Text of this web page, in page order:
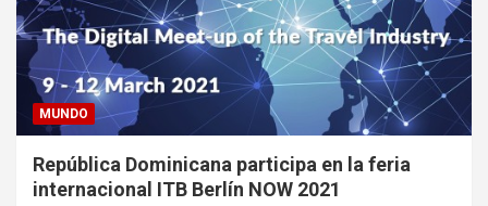
MUNDO
República Dominicana participa en la feria
internacional ITB Berlín NOW 2021